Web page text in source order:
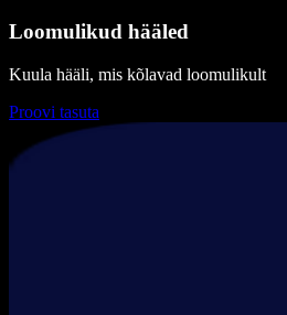
Loomulikud hääled
Kuula hääli, mis kõlavad loomulikult
Proovi tasuta